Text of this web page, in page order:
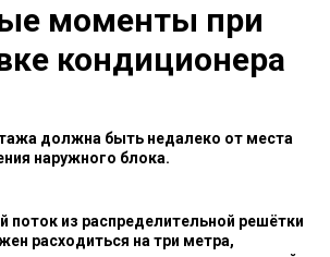
моменты при
кондиционера
должна быть недалеко от места
наружного блока.
поток из распределительной решётки
расходиться на три метра,